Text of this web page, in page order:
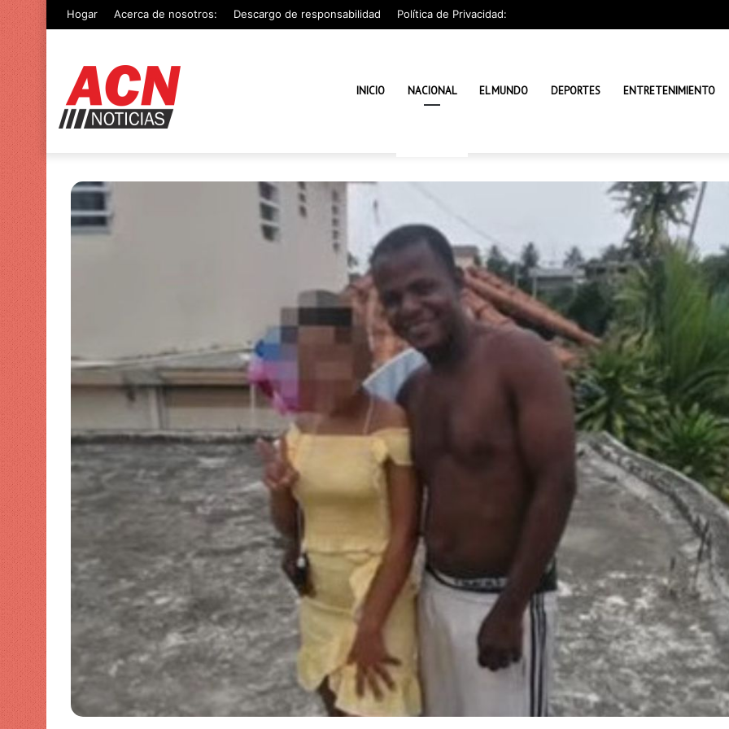
Hogar Acerca de nosotros: Descargo de responsabilidad Política de Privacidad:
INICIO NACIONAL EL MUNDO DEPORTES ENTRETENIMIENTO